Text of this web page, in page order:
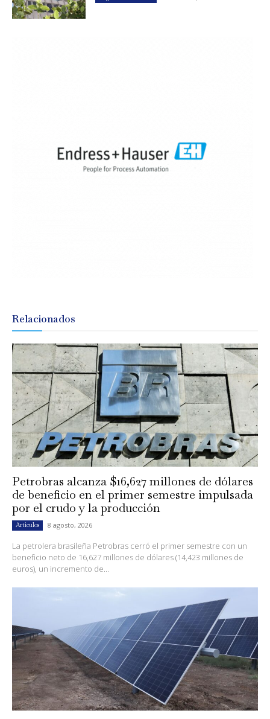
Relacionados
Petrobras alcanza $16,627 millones de dólares
de beneficio en el primer semestre impulsada
por el crudo y la producción
Artículos 8 agosto, 2026
La petrolera brasileña Petrobras cerró el primer semestre con un
beneficio neto de 16,627 millones de dólares (14,423 millones de
euros), un incremento de...